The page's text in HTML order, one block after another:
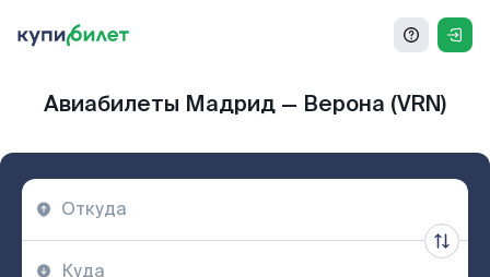
Авиабилеты Мадрид — Верона (VRN)